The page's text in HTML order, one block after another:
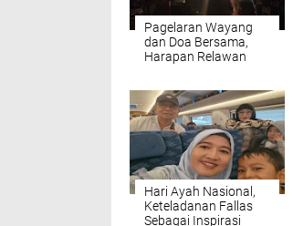
Pagelaran Wayang
dan Doa Bersama,
Harapan Relawan
Pilgub Jateng Damai
Hari Ayah Nasional,
Keteladanan Fallas
Sebagai Inspirasi